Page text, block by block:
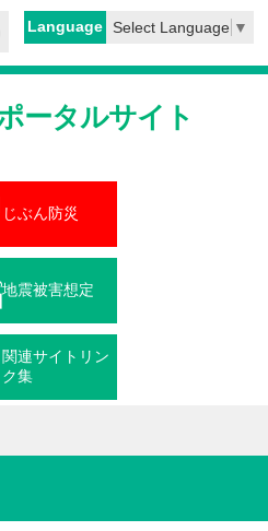
Language Select Language ▼
ータルサイト
じぶん防災
地震被害想定
関連サイトリン
ク集